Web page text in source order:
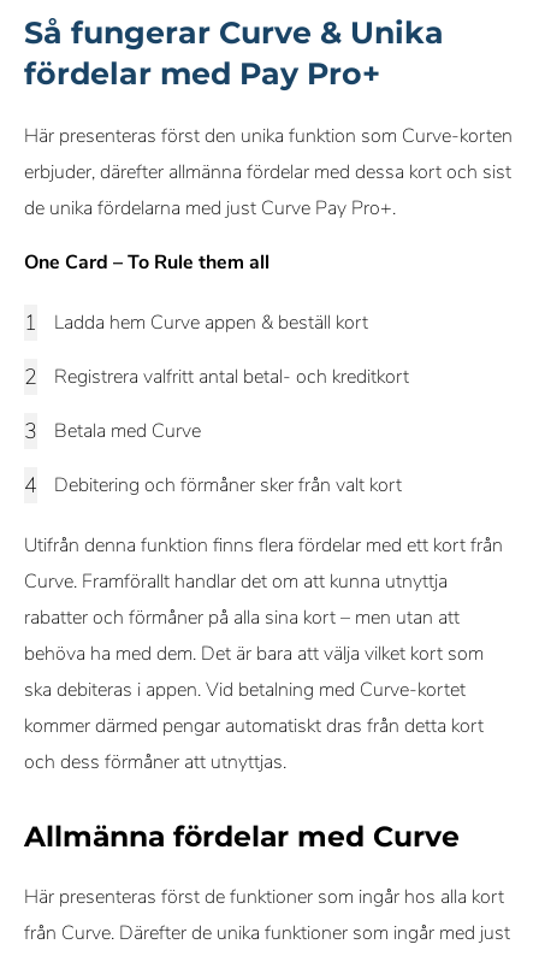
Så fungerar Curve & Unika
fördelar med Pay Pro+
Här presenteras först den unika funktion som Curve-korten
erbjuder, därefter allmänna fördelar med dessa kort och sist
de unika fördelarna med just Curve Pay Pro+.
One Card – To Rule them all
Ladda hem Curve appen & beställ kort
Registrera valfritt antal betal- och kreditkort
Betala med Curve
Debitering och förmåner sker från valt kort
Utifrån denna funktion finns flera fördelar med ett kort från
Curve. Framförallt handlar det om att kunna utnyttja
rabatter och förmåner på alla sina kort – men utan att
behöva ha med dem. Det är bara att välja vilket kort som
ska debiteras i appen. Vid betalning med Curve-kortet
kommer därmed pengar automatiskt dras från detta kort
och dess förmåner att utnyttjas.
Allmänna fördelar med Curve
Här presenteras först de funktioner som ingår hos alla kort
från Curve. Därefter de unika funktioner som ingår med just